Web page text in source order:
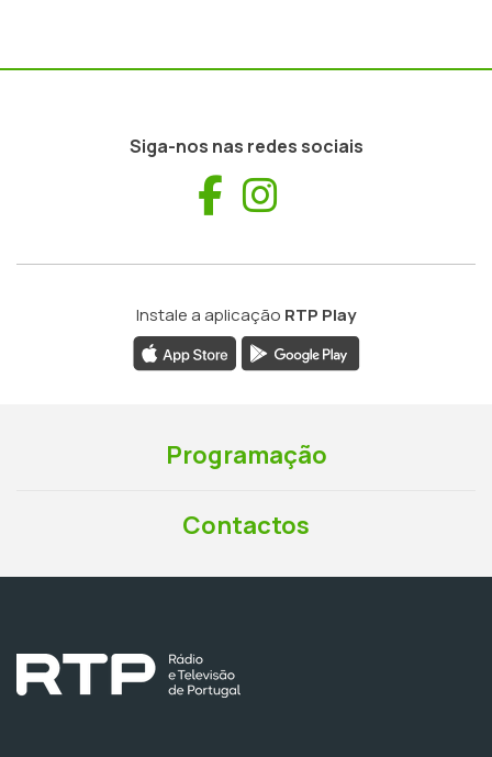
Siga-nos nas redes sociais
Facebook
Instale a aplicação RTP Play
Programação
Contactos